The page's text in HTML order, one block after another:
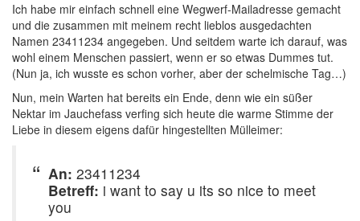
Ich habe mir einfach schnell eine Wegwerf-Mailadresse gemacht
und die zusammen mit meinem recht lieblos ausgedachten
Namen 23411234 angegeben. Und seitdem warte ich darauf, was
wohl einem Menschen passiert, wenn er so etwas Dummes tut.
(Nun ja, ich wusste es schon vorher, aber der schelmische Tag…)
Nun, mein Warten hat bereits ein Ende, denn wie ein süßer
Nektar im Jauchefass verfing sich heute die warme Stimme der
Liebe in diesem eigens dafür hingestellten Mülleimer:
An: 23411234
Betreff: i want to say u its so nice to meet
you